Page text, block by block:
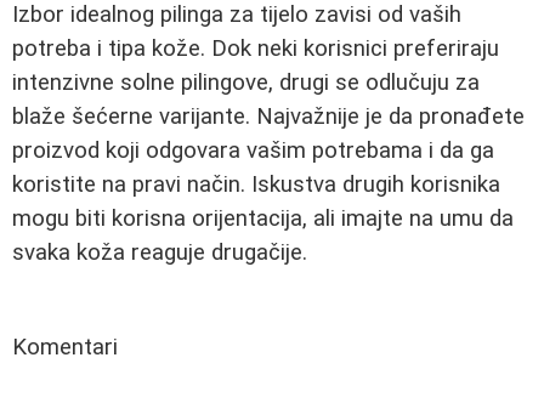
Izbor idealnog pilinga za tijelo zavisi od vaših
potreba i tipa kože. Dok neki korisnici preferiraju
intenzivne solne pilingove, drugi se odlučuju za
blaže šećerne varijante. Najvažnije je da pronađete
proizvod koji odgovara vašim potrebama i da ga
koristite na pravi način. Iskustva drugih korisnika
mogu biti korisna orijentacija, ali imajte na umu da
svaka koža reaguje drugačije.
Komentari